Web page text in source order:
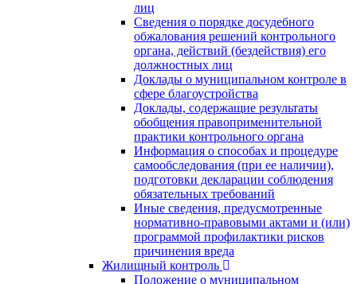
лиц
Сведения о порядке досудебного
обжалования решений контрольного
органа, действий (бездействия) его
должностных лиц
Доклады о муниципальном контроле в
сфере благоустройства
Доклады, содержащие результаты
обобщения правоприменительной
практики контрольного органа
Информация о способах и процедуре
самообследования (при ее наличии),
подготовки декларации соблюдения
обязательных требований
Иные сведения, предусмотренные
нормативно-правовыми актами и (или)
программой профилактики рисков
причинения вреда
Жилищный контроль
Положение о муниципальном